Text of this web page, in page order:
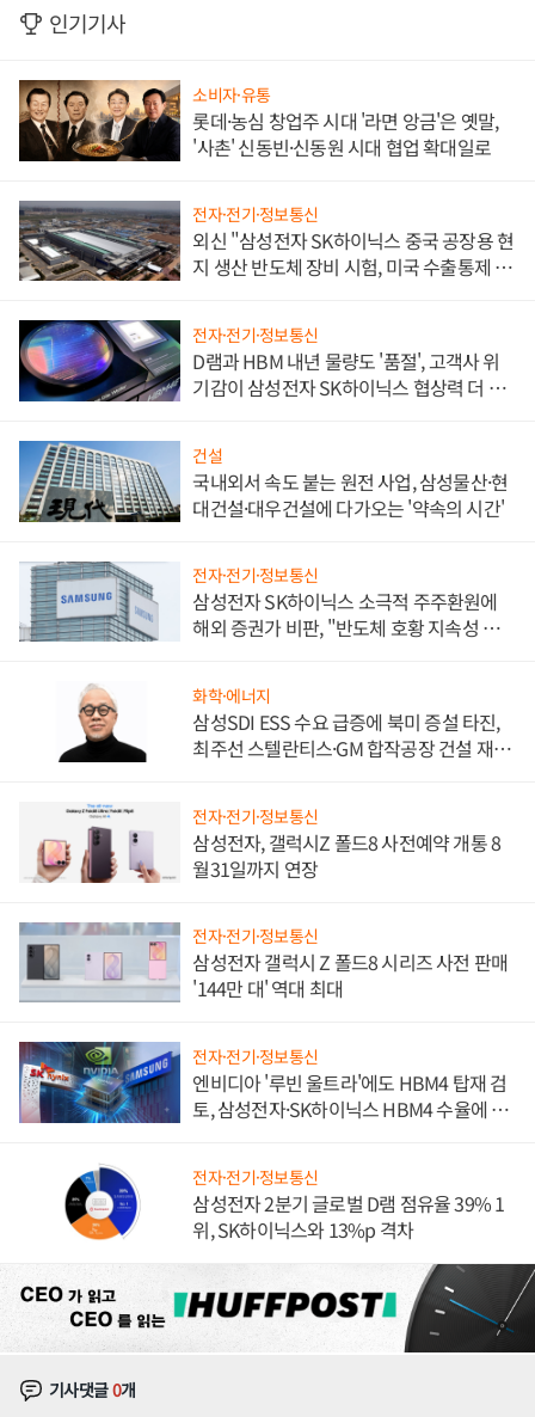
인기기사
소비자·유통
롯데·농심 창업주 시대 '라면 앙금'은 옛말,
'사촌' 신동빈·신동원 시대 협업 확대일로
전자·전기·정보통신
외신 "삼성전자 SK하이닉스 중국 공장용 현
지 생산 반도체 장비 시험, 미국 수출통제 대
전자·전기·정보통신
D램과 HBM 내년 물량도 '품절', 고객사 위
기감이 삼성전자 SK하이닉스 협상력 더 키
건설
국내외서 속도 붙는 원전 사업, 삼성물산·현
대건설·대우건설에 다가오는 '약속의 시간'
전자·전기·정보통신
삼성전자 SK하이닉스 소극적 주주환원에
해외 증권가 비판, "반도체 호황 지속성 의
화학·에너지
삼성SDI ESS 수요 급증에 북미 증설 타진,
최주선 스텔란티스·GM 합작공장 건설 재추
전자·전기·정보통신
삼성전자, 갤럭시Z 폴드8 사전예약 개통 8
월31일까지 연장
전자·전기·정보통신
삼성전자 갤럭시 Z 폴드8 시리즈 사전 판매
'144만 대' 역대 최대
전자·전기·정보통신
엔비디아 '루빈 울트라'에도 HBM4 탑재 검
토, 삼성전자·SK하이닉스 HBM4 수율에 주
전자·전기·정보통신
삼성전자 2분기 글로벌 D램 점유율 39% 1
위, SK하이닉스와 13%p 격차
기사댓글0개